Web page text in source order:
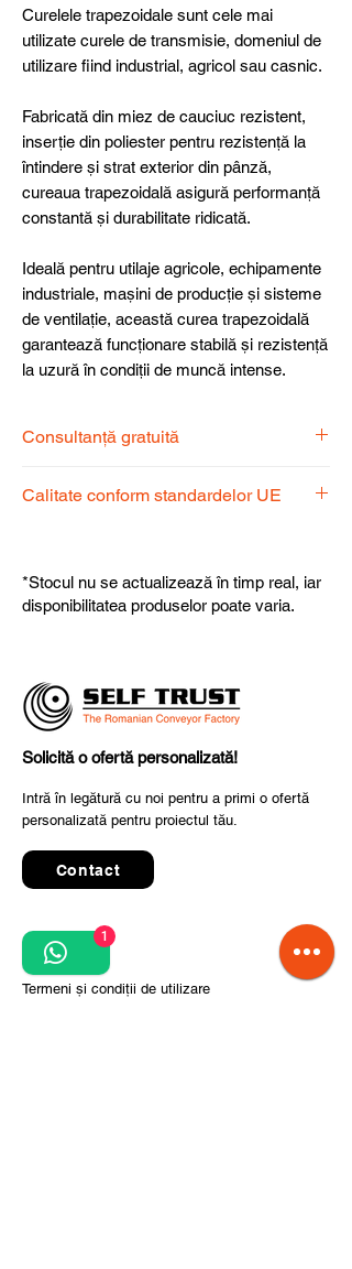
Curelele trapezoidale sunt cele mai
utilizate curele de transmisie, domeniul de
utilizare fiind industrial, agricol sau casnic.
Fabricată din miez de cauciuc rezistent,
inserție din poliester pentru rezistență la
întindere și strat exterior din pânză,
cureaua trapezoidală asigură performanță
constantă și durabilitate ridicată.
Ideală pentru utilaje agricole, echipamente
industriale, mașini de producție și sisteme
de ventilație, această curea trapezoidală
garantează funcționare stabilă și rezistență
la uzură în condiții de muncă intense.
Consultanță gratuită
dispoziție pentru a alege produsul
Calitate conform standardelor UE
fiabilitate și performanță superioară.
*Stocul nu se actualizează în timp real, iar
disponibilitatea produselor poate varia.
Solicită o ofertă personalizată!
Intră în legătură cu noi pentru a primi o ofertă
personalizată pentru proiectul tău.
Contact
Quick Links
Termeni și condiții de utilizare
1